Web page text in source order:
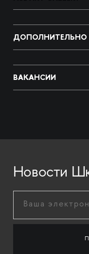
ДОПОЛНИТЕЛЬНО
ВАКАНСИИ
Новости